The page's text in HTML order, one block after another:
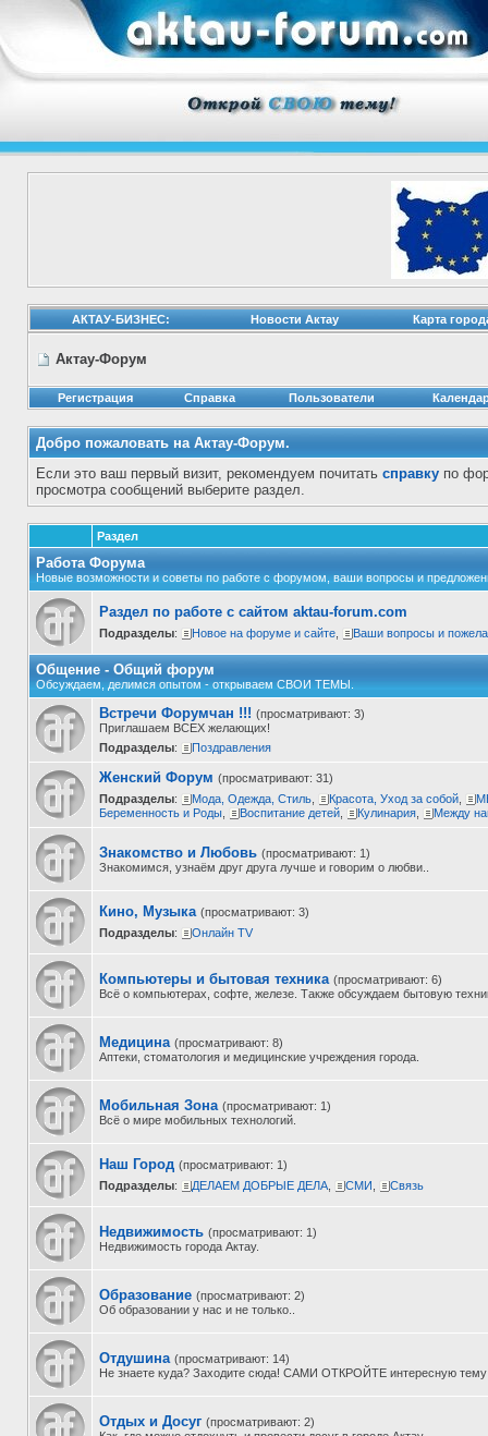
АКТАУ-БИЗНЕС: Новости Актау Карта
Актау-Форум
Регистрация Справка Пользователи
Добро пожаловать на Актау-Форум.
Если это ваш первый визит, рекомендуем почитать справку по
просмотра сообщений выберите раздел.
Раздел
Работа Форума
Новые возможности и советы по работе с форумом, ваши вопросы и
Раздел по работе с сайтом aktau-forum.com
Подразделы: Новое на форуме и сайте Ваши вопросы и
Общение - Общий форум
Обсуждаем, делимся опытом - открываем СВОИ ТЕМЫ.
Встречи Форумчан !!! (просматривают: 3)
Приглашаем ВСЕХ желающих!
Подразделы: Поздравления
Женский Форум (просматривают: 31)
Подразделы: Мода, Одежда, Стиль Красота, Уход за собой
Беременность и Роды
Воспитание детей Кулинария Между
Знакомство и Любовь (просматривают: 1)
Знакомимся, узнаём друг друга лучше и говорим о любви..
Кино, Музыка (просматривают: 3)
Подразделы: Онлайн TV
Компьютеры и бытовая техника (просматривают: 6)
Всё о компьютерах, софте, железе. Также обсуждаем бытовую
Медицина (просматривают: 8)
Аптеки, стоматология и медицинские учреждения города.
Мобильная Зона (просматривают: 1)
Всё о мире мобильных технологий.
Наш Город (просматривают: 1)
Подразделы: ДЕЛАЕМ ДОБРЫЕ ДЕЛА СМИ Связь
Недвижимость (просматривают: 1)
Недвижимость города Актау.
Образование (просматривают: 2)
Об образовании у нас и не только..
Отдушина (просматривают: 14)
Не знаете куда? Заходите сюда! САМИ ОТКРОЙТЕ интересную
Отдых и Досуг (просматривают: 2)